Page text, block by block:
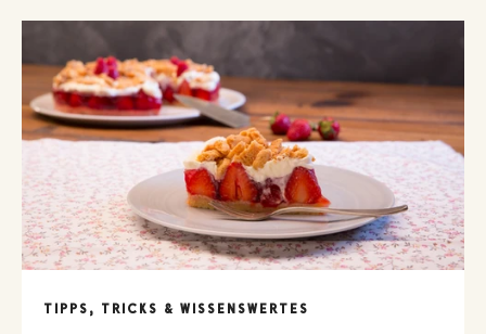
TIPPS, TRICKS & WISSENSWERTES